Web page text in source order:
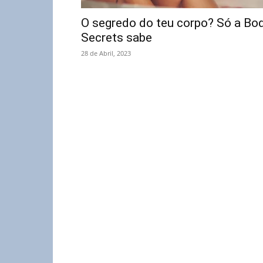
O segredo do teu corpo? Só a
Secrets sabe
28 de Abril, 2023